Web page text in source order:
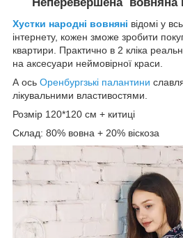
Хустки народні вовняні відомі у
інтернету, кожен зможе зробити
квартири. Практично в 2 кліка
на аксесуари неймовірної краси.
А ось Оренбургзькі палантини
лікувальними властивостями.
Розмір 120*120 см + китиці
Склад: 80% вовна + 20% віскоза